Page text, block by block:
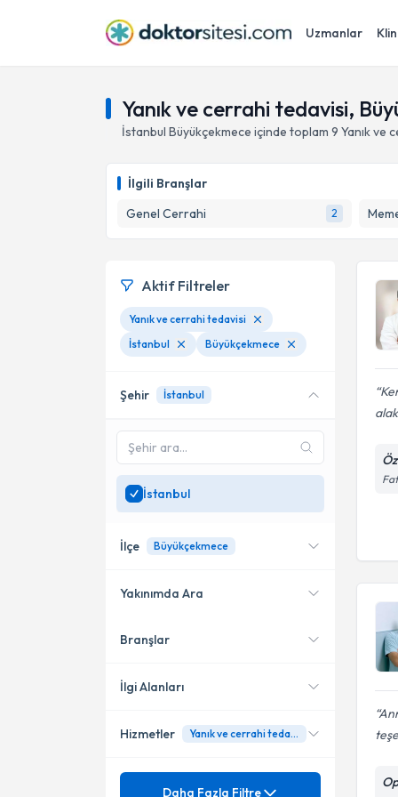
Uzmanlar
Yanık ve cerrahi tedavisi,
İstanbul Büyükçekmece içinde toplam 9 Yanık ve
İlgili Branşlar
Genel Cerrahi
2
Aktif Filtreler
Yanık ve cerrahi tedavisi
İstanbul
Büyükçekmece
Şehir İstanbul
İstanbul
İlçe Büyükçekmece
Büyükçekmece
Fatih
Yakınımda Ara
Konumuma yakın uzmanları
Branşlar
Genel Cerrahi
Meme Cerrahisi
İlgi Alanları
Acil Cerrahi
Hizmetler Yanık ve cerrahi tedavisi
Mezuniyet
Daha Fazla Filtre